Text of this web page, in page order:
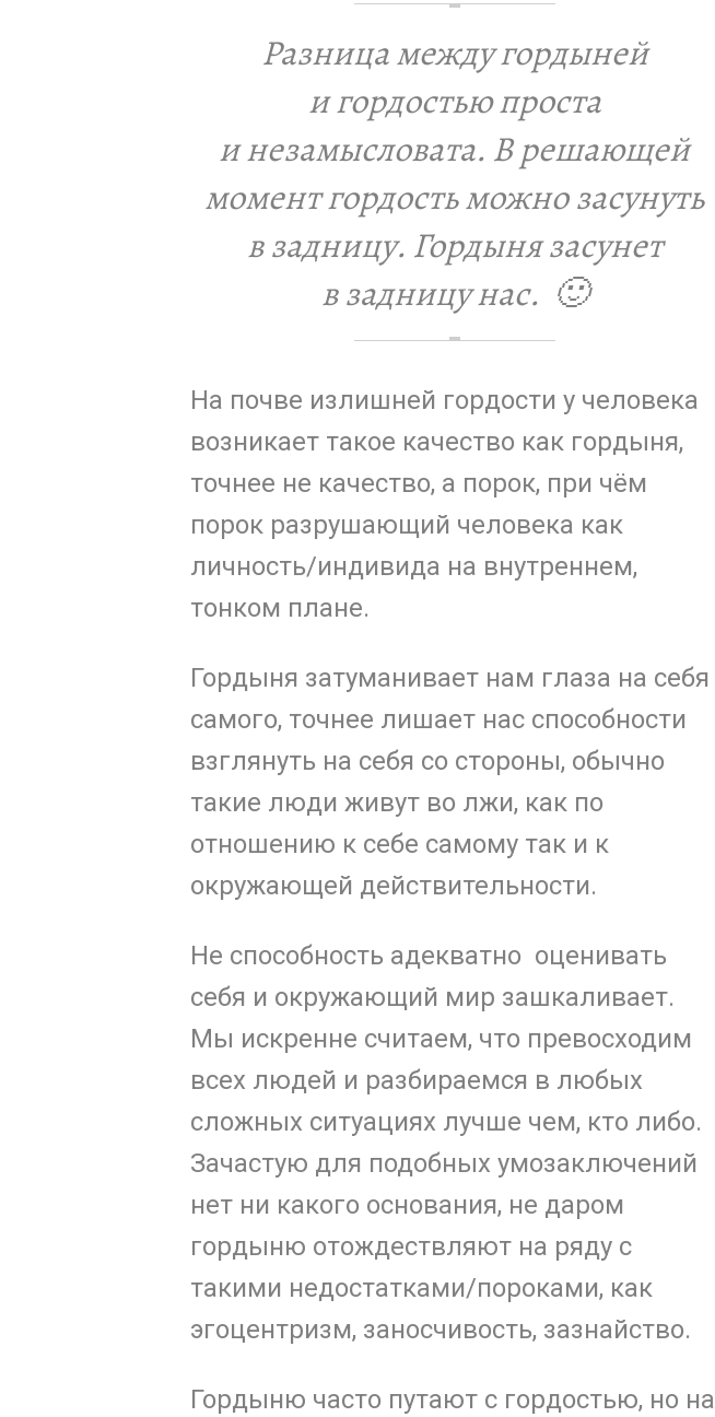
Разница между гордыней
и гордостью проста
и незамысловата. В решающей
момент гордость можно засунуть
в задницу. Гордыня засунет
в задницу нас. 🙂
На почве излишней гордости у человека
возникает такое качество как гордыня,
точнее не качество, а порок, при чём
порок разрушающий человека как
личность/индивида на внутреннем,
тонком плане.
Гордыня затуманивает нам глаза на себя
самого, точнее лишает нас способности
взглянуть на себя со стороны, обычно
такие люди живут во лжи, как по
отношению к себе самому так и к
окружающей действительности.
Не способность адекватно оценивать
себя и окружающий мир зашкаливает.
Мы искренне считаем, что превосходим
всех людей и разбираемся в любых
сложных ситуациях лучше чем, кто либо.
Зачастую для подобных умозаключений
нет ни какого основания, не даром
гордыню отождествляют на ряду с
такими недостатками/пороками, как
эгоцентризм, заносчивость, зазнайство.
Гордыню часто путают с гордостью, но на